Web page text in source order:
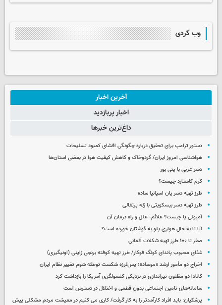
وب گردی
آخرین اخبار
اخبار پربازدید
داغ‌ترین خبرها
دستور ترامپ برای تحقیق درباره چگونگی افشای کمبود تسلیحات
هواشناسی امروز ایران/ گردوخاک و کاهش کیفیت هوا در بعضی استان‌ها
دسر عربی با پتی بور
کرم کاستارد چیست؟
طرز تهیه دسر پان اسپانیا ساده
طرز تهیه دسر بیسکویتی با ژله پرتقالی
آمبولی پا چیست؟ علائم، علل و راه درمان آن
آیا تا به حال هواری پلو به گوشتان خورده است؟
صفر تا ۱۰۰ طرز تهیه شکلات آلمانی
غذای محبوب پاندای کونگ فوکار/ طرز تهیه کوفته برنجی ژاپنی (اونیگیری)
اخراج دو مأمور ارشد «موساد»؛ پس‌لرزه شکست توطئه شوم تغییر نظام ایران
کانادا دو مظنون تیراندازی در نزدیکی کنسولگری آمریکا را بازداشت کرد
سامانه‌های تامین اجتماعی بدون قطعی و اختلال در دسترس است
پزشکیان: باید افراد کارآمدتر را به کار گرفت/ کاری می کنیم در معیشت مردم مشکلی پیش